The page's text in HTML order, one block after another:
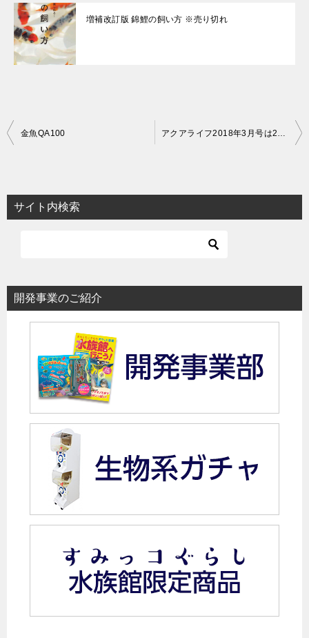
増補改訂版 錦鯉の飼い方 ※売り切れ
投
ビ
ゲ
ョ
ン
金魚QA100
サイト内検索
開発事業のご紹介